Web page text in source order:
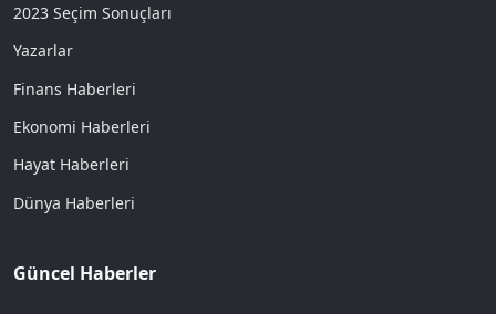
2023 Seçim Sonuçları
Yazarlar
Finans Haberleri
Ekonomi Haberleri
Hayat Haberleri
Dünya Haberleri
Güncel Haberler